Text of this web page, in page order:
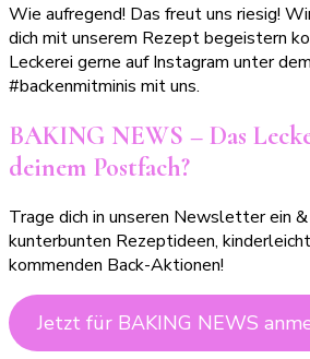
Wie aufregend! Das freut uns riesig!
dich mit unserem Rezept begeistern
Leckerei gerne auf Instagram unter
#backenmitminis mit uns.
BAKING NEWS – Das
deinem Postfach?
Trage dich in unseren Newsletter ein
kunterbunten Rezeptideen,
kommenden Back-Aktionen!
Jetzt für BAKING NEWS